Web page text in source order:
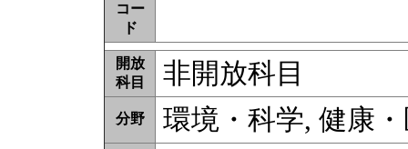
コー
ド
開放
科目
非開放科目
分野 環境・科学, 健康